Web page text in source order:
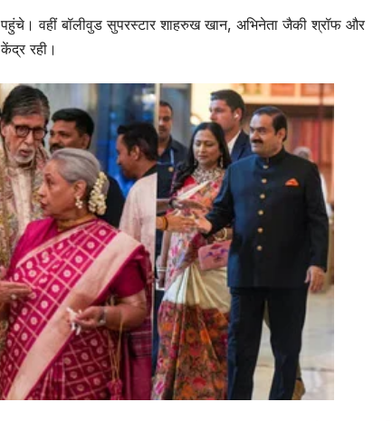
वहीं बॉलीवुड सुपरस्टार शाहरुख खान, अभिनेता जैकी श्रॉफ और
रही।